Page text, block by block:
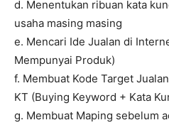
d. Menentukan ribuan kata
usaha masing masing
e. Mencari Ide Jualan di
Mempunyai Produk)
f. Membuat Kode Target
KT (Buying Keyword + Kata
g. Membuat Maping sebelum